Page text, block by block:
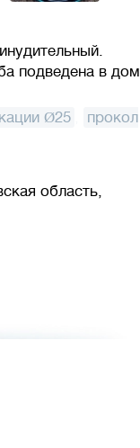
подведена в дом.
Ø25
прокол
область,